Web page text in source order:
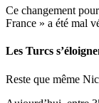
Ce changement
France » a été mal
Les Turcs
Reste que même